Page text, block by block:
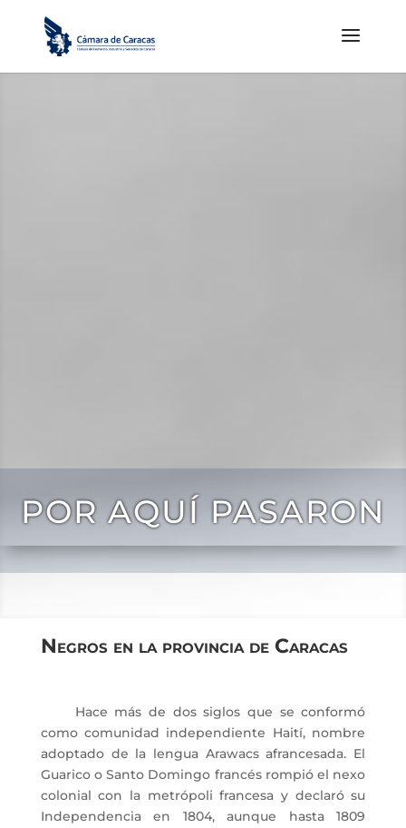
POR AQUÍ PASARON
Negros en la provincia de Caracas
Hace más de dos siglos que se conformó
como comunidad independiente Haití, nombre
adoptado de la lengua Arawacs afrancesada. El
Guarico o Santo Domingo francés rompió el nexo
colonial con la metrópoli francesa y declaró su
Independencia en 1804, aunque hasta 1809